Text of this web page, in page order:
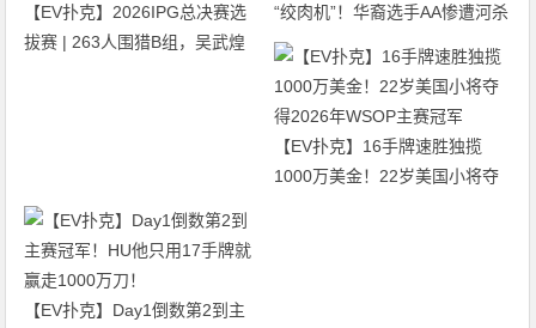
【EV扑克】2026IPG总决赛选
拔赛 | 263人围猎B组，吴武煌
“绞肉机”！华裔选手AA惨遭河杀
出局！
【EV扑克】16手牌速胜独揽
1000万美金！22岁美国小将夺
【EV扑克】Day1倒数第2到主